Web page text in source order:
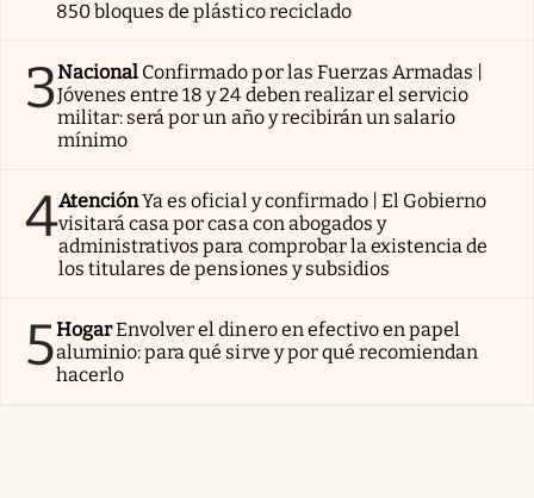
850 bloques de plástico reciclado
3Nacional Confirmado por las Fuerzas Armadas |
Jóvenes entre 18 y 24 deben realizar el servicio
militar: será por un año y recibirán un salario
mínimo
4AtenciónYa es oficial y confirmado | El Gobierno
visitará casa por casa con abogados y
administrativos para comprobar la existencia de
los titulares de pensiones y subsidios
5HogarEnvolver el dinero en efectivo en papel
aluminio: para qué sirve y por qué recomiendan
hacerlo